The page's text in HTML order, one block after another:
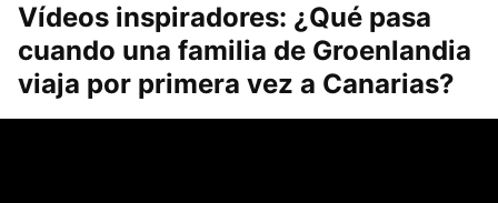
Vídeos inspiradores: ¿Qué pasa
cuando una familia de Groenlandia
viaja por primera vez a Canarias?